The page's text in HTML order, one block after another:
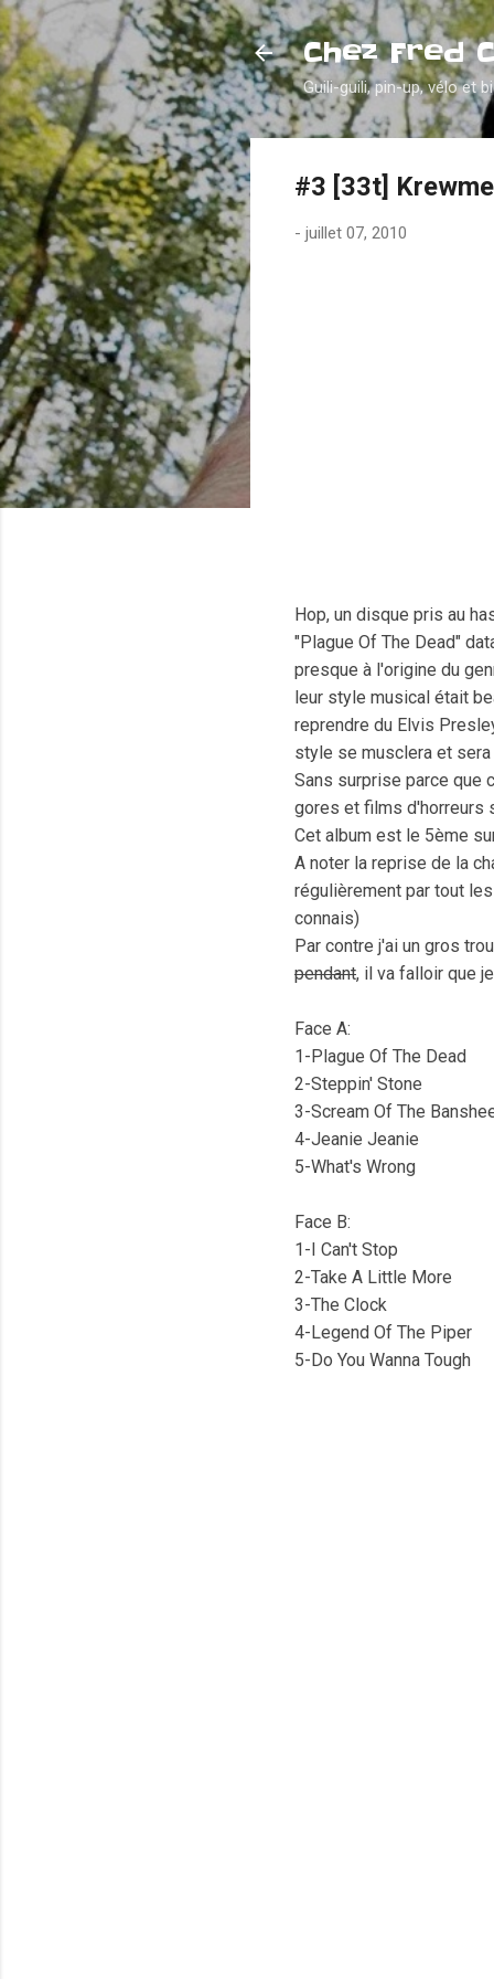
Chez Fred
Guili-guili, pin-up, vélo et
#3 [33t]
- juillet 07, 2010
Hop, un disque pris au
"Plague Of The Dead"
presque à l'origine du
leur style musical était
reprendre du Elvis
style se musclera et
Sans surprise parce que
gores et films d'horreurs
Cet album est le 5ème
A noter la reprise de la
régulièrement par tout
connais)
Par contre j'ai un gros
pendant, il va falloir que
Face A:
1-Plague Of The Dead
2-Steppin' Stone
3-Scream Of The
4-Jeanie Jeanie
5-What's Wrong
Face B:
1-I Can't Stop
2-Take A Little More
3-The Clock
4-Legend Of The Piper
5-Do You Wanna Tough